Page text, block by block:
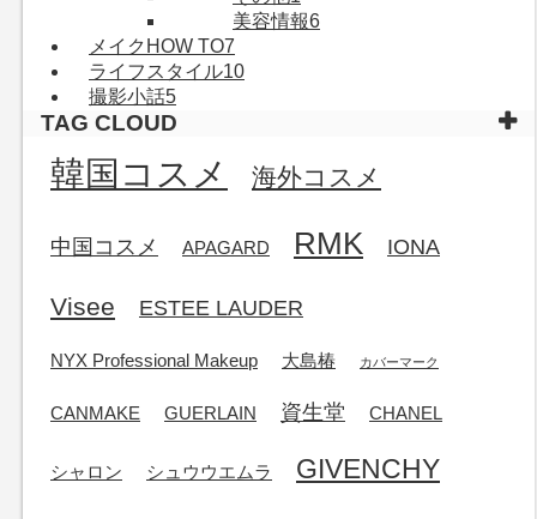
美容情報6
メイクHOW TO7
ライフスタイル10
撮影小話5
TAG CLOUD
韓国コスメ 海外コスメ
中国コスメ APAGARD RMK IONA
Visee ESTEE LAUDER
NYX Professional Makeup 大島椿 カバーマーク
CANMAKE GUERLAIN 資生堂 CHANEL
シャロン シュウウエムラ GIVENCHY